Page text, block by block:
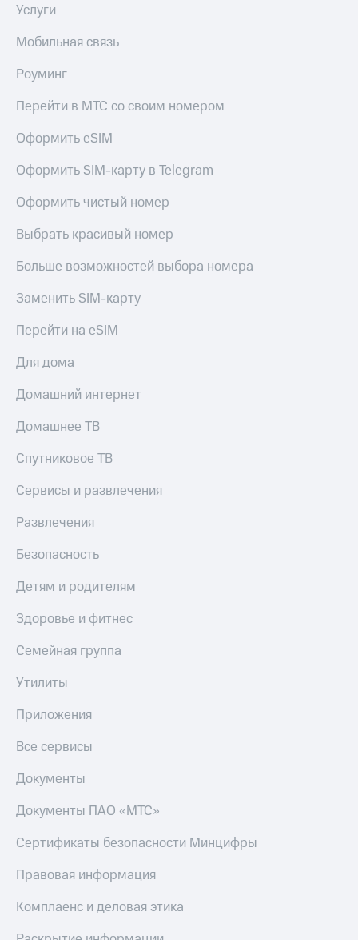
Услуги
Мобильная связь
Роуминг
Перейти в МТС со своим номером
Оформить eSIM
Оформить SIM-карту в Telegram
Оформить чистый номер
Выбрать красивый номер
Больше возможностей выбора номера
Заменить SIM-карту
Перейти на eSIM
Для дома
Домашний интернет
Домашнее ТВ
Спутниковое ТВ
Сервисы и развлечения
Развлечения
Безопасность
Детям и родителям
Здоровье и фитнес
Семейная группа
Утилиты
Приложения
Все сервисы
Документы
Документы ПАО «МТС»
Сертификаты безопасности Минцифры
Правовая информация
Комплаенс и деловая этика